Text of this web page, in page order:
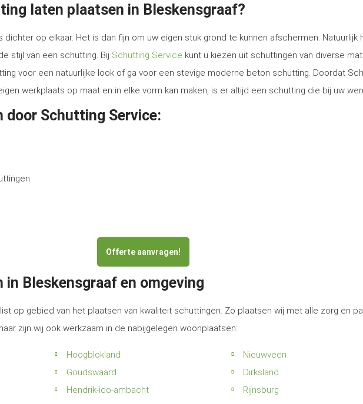
laten plaatsen in Bleskensgraaf?
op elkaar. Het is dan fijn om uw eigen stuk grond te kunnen afschermen. Natuurlijk
stijl van een schutting. Bij Schutting Service kunt u kiezen uit schuttingen van diverse
voor een natuurlijke look of ga voor een stevige moderne beton schutting. Doordat
werkplaats op maat en in elke vorm kan maken, is er altijd een schutting die bij uw
Schutting Service:
Offerte aanvragen!
Bleskensgraaf en omgeving
op gebied van het plaatsen van kwaliteit schuttingen. Zo plaatsen wij met alle zorg en
zijn wij ook werkzaam in de nabijgelegen woonplaatsen:
Hoogblokland
Nieuwveen
Goudswaard
Dirksland
Hendrik-ido-ambacht Rijnsburg